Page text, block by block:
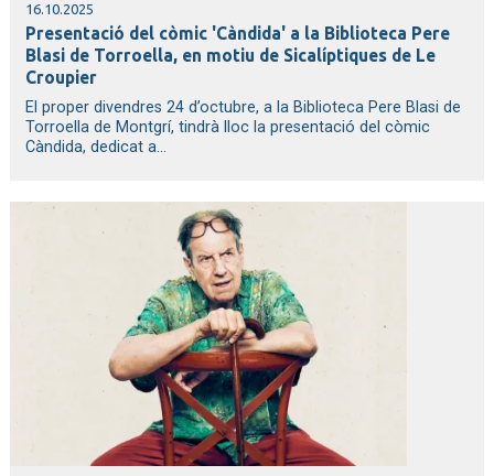
16.10.2025
Presentació del còmic 'Càndida' a la Biblioteca Pere
Blasi de Torroella, en motiu de Sicalíptiques de Le
Croupier
El proper divendres 24 d’octubre, a la Biblioteca Pere Blasi de
Torroella de Montgrí, tindrà lloc la presentació del còmic
Càndida, dedicat a...